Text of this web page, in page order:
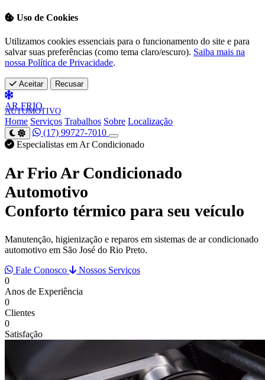
Uso de Cookies
Utilizamos cookies essenciais para o funcionamento do site e para
salvar suas preferências (como tema claro/escuro). Saiba mais na
nossa Política de Privacidade.
Aceitar Recusar
ARFRIO
AUTOMOTIVO
Home Serviços Trabalhos Sobre Localização
(17) 99727-7010
Especialistas em Ar Condicionado
Ar Frio Ar Condicionado
Automotivo
Conforto térmico para seu veículo
Manutenção, higienização e reparos em sistemas de ar condicionado
automotivo em São José do Rio Preto.
Fale Conosco
Nossos Serviços
0
Anos de Experiência
0
Clientes
0
Satisfação